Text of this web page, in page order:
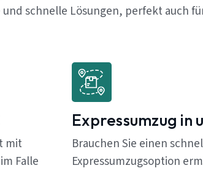
schnelle Lösungen, perfekt auch
mit
Falle
Expressumzug in
Brauchen Sie einen
Expressumzugsoption